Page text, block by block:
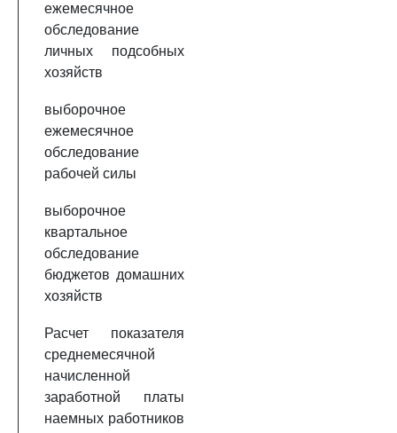
ежемесячное
обследование
личных подсобных
хозяйств
выборочное
ежемесячное
обследование
рабочей силы
выборочное
квартальное
обследование
бюджетов домашних
хозяйств
Расчет показателя
среднемесячной
начисленной
заработной платы
наемных работников